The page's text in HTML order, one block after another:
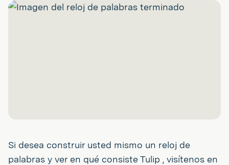
Si desea construir usted mismo un reloj de
palabras y ver en qué consiste Tulip , visítenos en